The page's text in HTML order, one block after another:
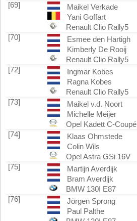
[69]
Maikel Verkade
Yani Goffart
Renault Clio Rally5
[70]
Esmee den Hartigh
Kimberly De Rooij
Renault Clio Rally5
[72]
Ingmar Kobes
Ragna Kobes
Renault Clio Rally5
[73]
Maikel v.d. Noort
Michelle Meijer
Opel Kadett C-Coupé
[74]
Klaas Ohmstede
Colin Wils
Opel Astra GSi 16V
[75]
Martijn Averdijk
Bram Averdijk
BMW 130I E87
[76]
Jörgen Sprong
Paul Palthe